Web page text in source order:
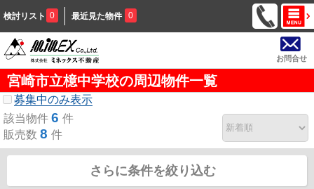
検討リスト 0 最近見た物件 0
お問合せ
宮崎市立檍中学校の周辺物件一覧
募集中のみ表示
該当物件 6 件
販売数 8 件
さらに条件を絞り込む